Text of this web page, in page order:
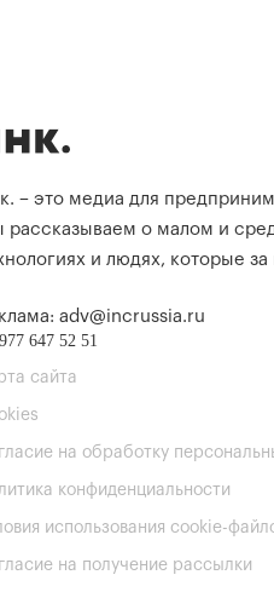
– это медиа для
рассказываем о малом и
и людях, которые за
adv@incrussia.ru
647 52 51
сайта
на обработку
конфиденциальности
использования cookie-
на получение рассылки